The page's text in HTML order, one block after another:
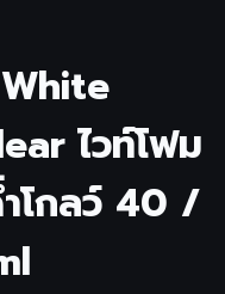
ไวท์โฟม
โกลว์ 40 /